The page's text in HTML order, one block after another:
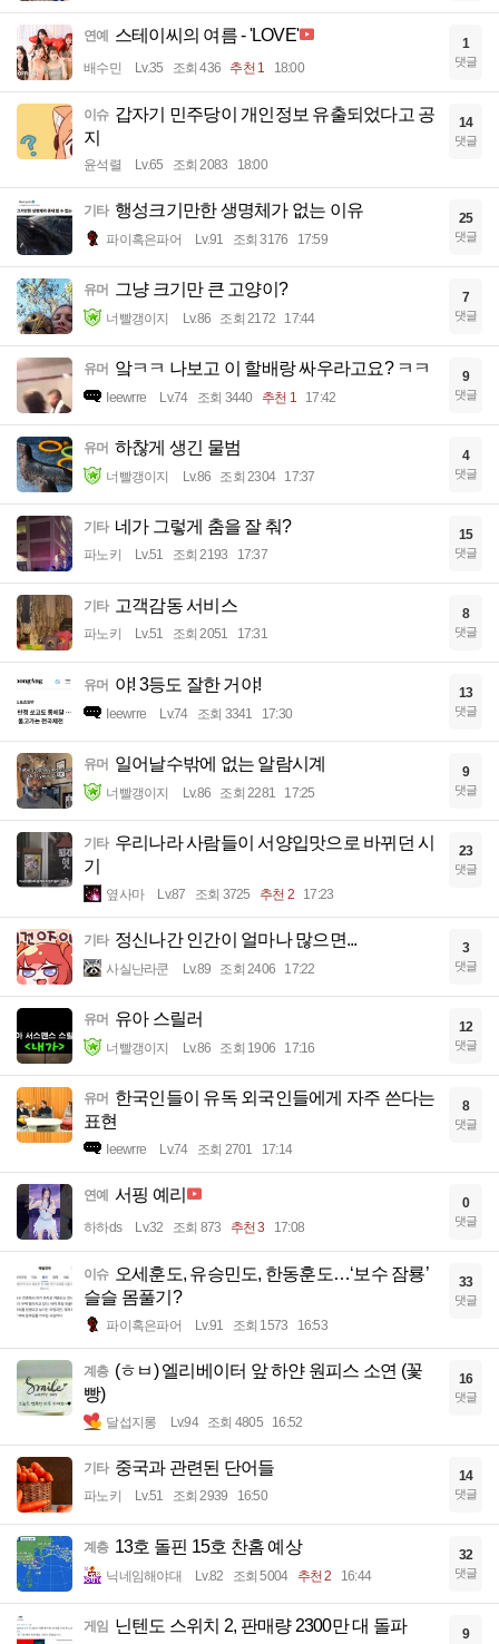
연예 스테이씨의 여름 - 'LOVE'
배수민 Lv.35 조회 436 추천 1 18:00
1
댓글
이슈 갑자기 민주당이 개인정보 유출되었다고 공
지
윤석렬 Lv.65 조회 2083 18:00
14
댓글
기타 행성크기만한 생명체가 없는 이유
파이혹은파어 Lv.91 조회 3176 17:59
25
댓글
유머 그냥 크기만 큰 고양이?
너빨갱이지 Lv.86 조회 2172 17:44
7
댓글
유머 앜ㅋㅋ 나보고 이 할배랑 싸우라고요? ㅋㅋ
Ieewrre Lv.74 조회 3440 추천 1 17:42
9
댓글
유머 하찮게 생긴 물범
너빨갱이지 Lv.86 조회 2304 17:37
4
댓글
기타 네가 그렇게 춤을 잘 춰?
파노키 Lv.51 조회 2193 17:37
15
댓글
기타 고객감동 서비스
파노키 Lv.51 조회 2051 17:31
8
댓글
유머 야! 3등도 잘한 거야!
Ieewrre Lv.74 조회 3341 17:30
13
댓글
유머 일어날수밖에 없는 알람시계
너빨갱이지 Lv.86 조회 2281 17:25
9
댓글
기타 우리나라 사람들이 서양입맛으로 바뀌던 시
기
옆사마 Lv.87 조회 3725 추천 2 17:23
23
댓글
기타 정신나간 인간이 얼마나 많으면...
사실난라쿤 Lv.89 조회 2406 17:22
3
댓글
유머 유아 스릴러
너빨갱이지 Lv.86 조회 1906 17:16
12
댓글
유머 한국인들이 유독 외국인들에게 자주 쓴다는
표현
Ieewrre Lv.74 조회 2701 17:14
8
댓글
연예 서핑 예리
하하ds Lv.32 조회 873 추천 3 17:08
0
댓글
이슈 오세훈도, 유승민도, 한동훈도…‘보수 잠룡’
슬슬 몸풀기?
파이혹은파어 Lv.91 조회 1573 16:53
33
댓글
계층 (ㅎㅂ) 엘리베이터 앞 하얀 원피스 소연 (꽃
빵)
달섭지롱 Lv.94 조회 4805 16:52
16
댓글
기타 중국과 관련된 단어들
파노키 Lv.51 조회 2939 16:50
14
댓글
계층 13호 돌핀 15호 찬홈 예상
닉네임해야대 Lv.82 조회 5004 추천 2 16:44
32
댓글
게임 닌텐도 스위치 2, 판매량 2300만 대 돌파 9